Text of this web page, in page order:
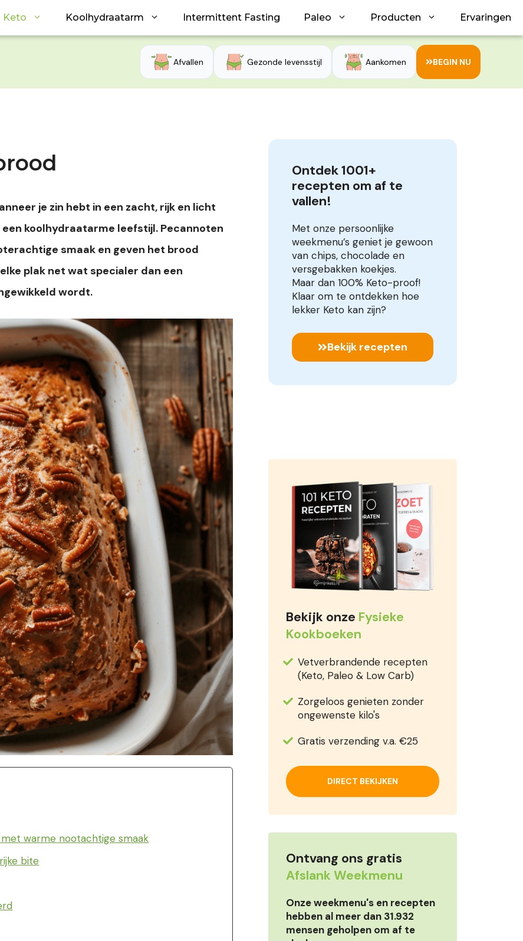
Keto Koolhydraatarm Intermittent Fasting Paleo Producten Ervaringen
Afvallen Gezonde levensstijl Aankomen BEGIN NU
je zin hebt in een zacht, rijk en licht
koolhydraatarme leefstijl. Pecannoten
smaak en geven het brood
plak net wat specialer dan een
wordt.
warme nootachtige smaak
bite
Ontdek 1001+
recepten om af te
vallen!
Met onze persoonlijke
weekmenu’s geniet je gewoon
van chips, chocolade en
versgebakken koekjes.
Maar dan 100% Keto-proof!
Klaar om te ontdekken hoe
lekker Keto kan zijn?
Bekijk recepten
Bekijk onze Fysieke
Kookboeken
Vetverbrandende recepten
(Keto, Paleo & Low Carb)
Zorgeloos genieten zonder
ongewenste kilo's
Gratis verzending v.a. €25
DIRECT BEKIJKEN
Ontvang ons gratis
Afslank Weekmenu
Onze weekmenu's en recepten
hebben al meer dan 31.932
mensen geholpen om af te